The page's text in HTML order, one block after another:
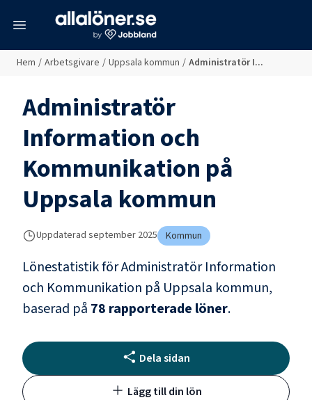
Hem / Arbetsgivare / Uppsala kommun / Administratör I...
Administratör
Information och
Kommunikation på
Uppsala kommun
Uppdaterad september 2025 Kommun
Lönestatistik förAdministratör Information
och Kommunikation på Uppsala kommun,
baserad på 78 rapporterade löner.
Dela sidan
Lägg till din lön